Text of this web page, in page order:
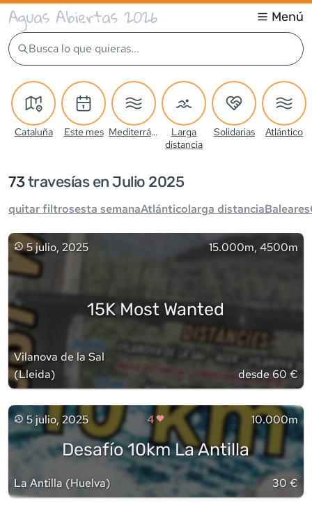
Aguas Abiertas 2026 Menú
Busca lo que quieras...
Cataluña Este mes Mediterráneo
Larga
distancia
Solidarias Atlántico
73travesías en Julio 2025
quitar filtrosesta semanaAtlánticolarga distanciaBaleares
5 julio, 2025 15.000m, 4500m
15K Most Wanted
Vilanova de la Sal
(Lleida) desde 60 €
5 julio, 2025 4 10.000m
Desafío 10km La Antilla
La Antilla (Huelva) 30 €